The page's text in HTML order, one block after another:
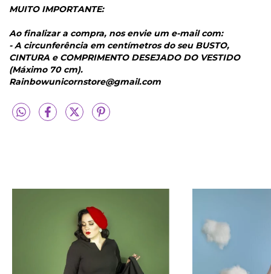
MUITO IMPORTANTE:
Ao finalizar a compra, nos envie um e-mail com:
- A circunferência em centímetros do seu BUSTO,
CINTURA e COMPRIMENTO DESEJADO DO VESTIDO
(Máximo 70 cm).
Rainbowunicornstore@gmail.com